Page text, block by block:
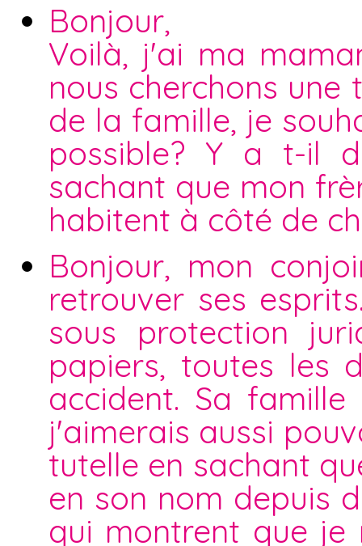
Bonjour,
Voilà, j'ai ma
nous cherchons une
de la famille, je
possible? Y a t-il
sachant que mon
habitent à côté de
Bonjour, mon
retrouver ses
sous protection
papiers, toutes les
accident. Sa
j'aimerais aussi
tutelle en sachant
en son nom depuis
qui montrent que je